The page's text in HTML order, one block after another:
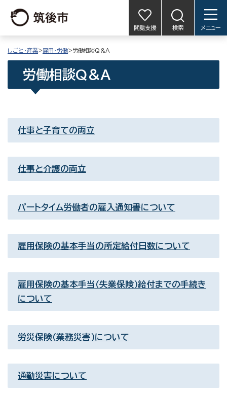
閲覧支援 検索 メニュー
しごと・産業>雇用・労働>労働相談Q＆A
労働相談Q＆A
仕事と子育ての両立
仕事と介護の両立
パートタイム労働者の雇入通知書について
雇用保険の基本手当の所定給付日数について
雇用保険の基本手当（失業保険）給付までの手続き
について
労災保険（業務災害）について
通勤災害について